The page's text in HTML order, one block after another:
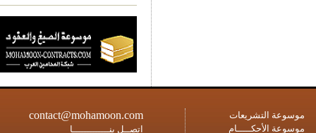
التشريعات
الأحكـــــام
contact@mohamoon.com
اتصــل بنـــــــــــــا